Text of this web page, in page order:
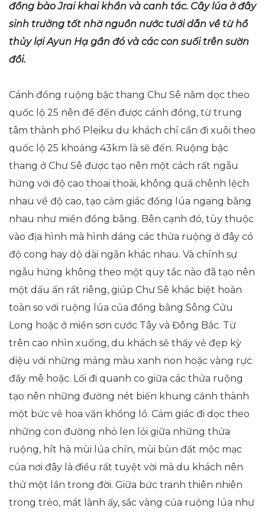
đồng bào Jrai khai khẩn và canh tác. Cây lúa ở đây
sinh trưởng tốt nhờ nguồn nước tưới dẫn về từ hồ
thủy lợi Ayun Hạ gần đó và các con suối trên sườn
đồi.
Cánh đồng ruộng bậc thang Chư Sê nằm dọc theo
quốc lộ 25 nên để đến được cánh đồng, từ trung
tâm thành phố Pleiku du khách chỉ cần đi xuôi theo
quốc lộ 25 khoảng 43km là sẽ đến. Ruộng bậc
thang ở Chư Sê được tạo nên một cách rất ngẫu
hứng với độ cao thoai thoải, không quá chênh lệch
nhau về độ cao, tạo cảm giác đồng lúa ngang bằng
nhau như miền đồng bằng. Bên cạnh đó, tùy thuộc
vào địa hình mà hình dáng các thửa ruộng ở đây có
độ cong hay dộ dài ngắn khác nhau. Và chính sự
ngẫu hứng không theo một quy tắc nào đã tạo nên
một dấu ấn rất riêng, giúp Chư Sê khác biệt hoàn
toàn so với ruộng lúa của đồng bằng Sông Cửu
Long hoặc ở miền sơn cước Tây và Đông Bắc. Từ
trên cao nhìn xuống, du khách sẽ thấy vẻ đẹp kỳ
diệu với những mảng màu xanh non hoặc vàng rực
đầy mê hoặc. Lối đi quanh co giữa các thửa ruộng
tạo nên những đường nét biến khung cảnh thành
một bức vẽ hoa văn khổng lồ. Cảm giác đi dọc theo
những con đường nhỏ len lỏi giữa những thửa
ruộng, hít hà mùi lúa chín, mùi bùn đất mộc mạc
của nơi đây là điều rất tuyệt vời mà du khách nên
thử một lần trong đời. Giữa bức tranh thiên nhiên
trong trẻo, mát lành ấy, sắc vàng của ruộng lúa như